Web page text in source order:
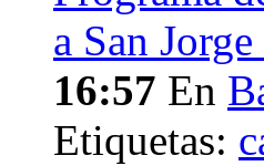
a San
16:57 En
Etiquetas: